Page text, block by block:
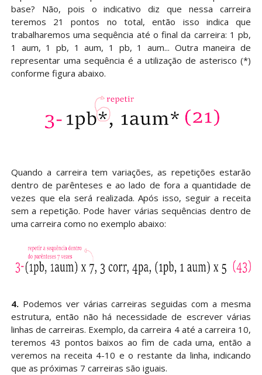
base? Não, pois o indicativo diz que nessa carreira
teremos 21 pontos no total, então isso indica que
trabalharemos uma sequência até o final da carreira: 1 pb,
1 aum, 1 pb, 1 aum, 1 pb, 1 aum... Outra maneira de
representar uma sequência é a utilização de asterisco (*)
conforme figura abaixo.
Quando a carreira tem variações, as repetições estarão
dentro de parênteses e ao lado de fora a quantidade de
vezes que ela será realizada. Após isso, seguir a receita
sem a repetição. Pode haver várias sequências dentro de
uma carreira como no exemplo abaixo:
4.Podemos ver várias carreiras seguidas com a mesma
estrutura, então não há necessidade de escrever várias
linhas de carreiras. Exemplo, da carreira 4 até a carreira 10,
teremos 43 pontos baixos ao fim de cada uma, então a
veremos na receita 4-10 e o restante da linha, indicando
que as próximas 7 carreiras são iguais.